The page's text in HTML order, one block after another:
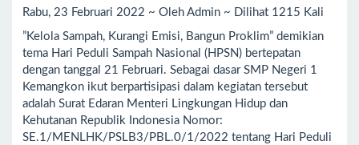
Rabu, 23 Februari 2022 ~ Oleh Admin ~ Dilihat 1215 Kali
”Kelola Sampah, Kurangi Emisi, Bangun Proklim” demikian
tema Hari Peduli Sampah Nasional (HPSN) bertepatan
dengan tanggal 21 Februari. Sebagai dasar SMP Negeri 1
Kemangkon ikut berpartisipasi dalam kegiatan tersebut
adalah Surat Edaran Menteri Lingkungan Hidup dan
Kehutanan Republik Indonesia Nomor:
SE.1/MENLHK/PSLB3/PBL.0/1/2022 tentang Hari Peduli